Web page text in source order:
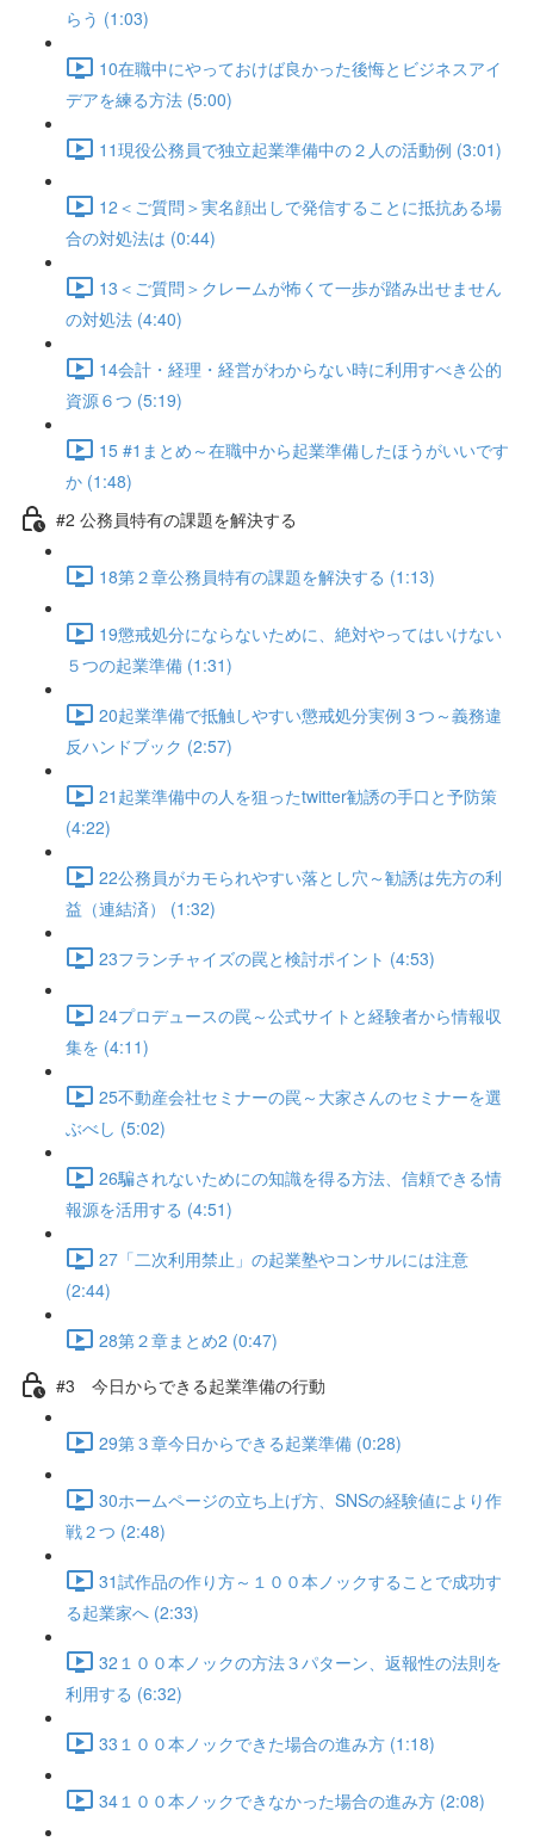
らう (1:03)
10在職中にやっておけば良かった後悔とビジネスアイ
デアを練る方法 (5:00)
11現役公務員で独立起業準備中の２人の活動例 (3:01)
12＜ご質問＞実名顔出しで発信することに抵抗ある場
合の対処法は (0:44)
13＜ご質問＞クレームが怖くて一歩が踏み出せません
の対処法 (4:40)
14会計・経理・経営がわからない時に利用すべき公的
資源６つ (5:19)
15 #1まとめ～在職中から起業準備したほうがいいです
か (1:48)
#2 公務員特有の課題を解決する
18第２章公務員特有の課題を解決する (1:13)
19懲戒処分にならないために、絶対やってはいけない
５つの起業準備 (1:31)
20起業準備で抵触しやすい懲戒処分実例３つ～義務違
反ハンドブック (2:57)
21起業準備中の人を狙ったtwitter勧誘の手口と予防策
(4:22)
22公務員がカモられやすい落とし穴～勧誘は先方の利
益（連結済） (1:32)
23フランチャイズの罠と検討ポイント (4:53)
24プロデュースの罠～公式サイトと経験者から情報収
集を (4:11)
25不動産会社セミナーの罠～大家さんのセミナーを選
ぶべし (5:02)
26騙されないためにの知識を得る方法、信頼できる情
報源を活用する (4:51)
27「二次利用禁止」の起業塾やコンサルには注意
(2:44)
28第２章まとめ2 (0:47)
#3 今日からできる起業準備の行動
29第３章今日からできる起業準備 (0:28)
30ホームページの立ち上げ方、SNSの経験値により作
戦２つ (2:48)
31試作品の作り方～１００本ノックすることで成功す
る起業家へ (2:33)
32１００本ノックの方法３パターン、返報性の法則を
利用する (6:32)
33１００本ノックできた場合の進み方 (1:18)
34１００本ノックできなかった場合の進み方 (2:08)